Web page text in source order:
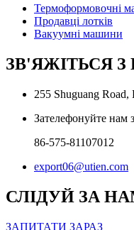
Термоформовочні
Продавці лотків
Вакуумні машини
ЗВ'ЯЖІТЬСЯ
255 Shuguang
Зателефонуйте нам
86-575-81107012
export06@utien.com
СЛІДУЙ ЗА
ЗАПИТАТИ ЗАРАЗ